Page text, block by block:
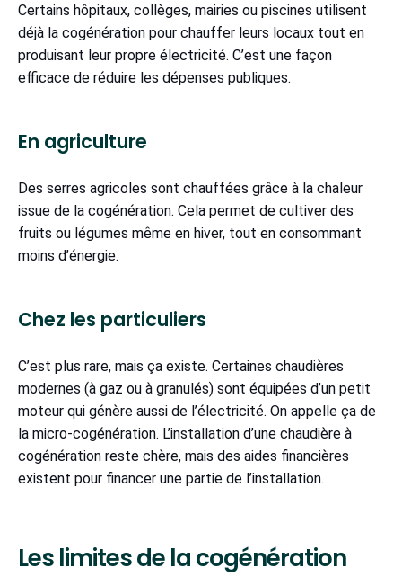
Certains hôpitaux, collèges, mairies ou piscines utilisent
déjà la cogénération pour chauffer leurs locaux tout en
produisant leur propre électricité. C’est une façon
efficace de réduire les dépenses publiques.
En agriculture
Des serres agricoles sont chauffées grâce à la chaleur
issue de la cogénération. Cela permet de cultiver des
fruits ou légumes même en hiver, tout en consommant
moins d’énergie.
Chez les particuliers
C’est plus rare, mais ça existe. Certaines chaudières
modernes (à gaz ou à granulés) sont équipées d’un petit
moteur qui génère aussi de l’électricité. On appelle ça de
la micro-cogénération. L’installation d’une chaudière à
cogénération reste chère, mais des aides financières
existent pour financer une partie de l’installation.
Les limites de la cogénération